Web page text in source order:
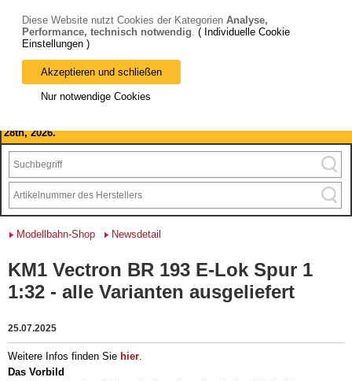
Bitte beachten Sie: wir machen Betriebsferien, vom 03. bis 28.
August 2026 haben wir geschlossen.
28th, 2026.
Modellbahn-Shop Newsdetail
KM1 Vectron BR 193 E-Lok Spur 1
1:32 - alle Varianten ausgeliefert
25.07.2025
Weitere Infos finden Sie hier.
Das Vorbild
Diese Website nutzt Cookies der Kategorien Analyse,
Performance, technisch notwendig. ( Individuelle Cookie
Einstellungen )
Akzeptieren und schließen
Nur notwendige Cookies